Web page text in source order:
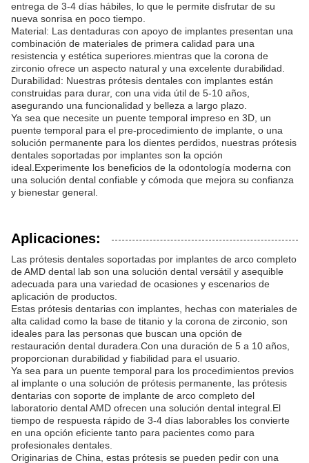
entrega de 3-4 días hábiles, lo que le permite disfrutar de su
nueva sonrisa en poco tiempo.
Material: Las dentaduras con apoyo de implantes presentan una
combinación de materiales de primera calidad para una
resistencia y estética superiores.mientras que la corona de
zirconio ofrece un aspecto natural y una excelente durabilidad.
Durabilidad: Nuestras prótesis dentales con implantes están
construidas para durar, con una vida útil de 5-10 años,
asegurando una funcionalidad y belleza a largo plazo.
Ya sea que necesite un puente temporal impreso en 3D, un
puente temporal para el pre-procedimiento de implante, o una
solución permanente para los dientes perdidos, nuestras prótesis
dentales soportadas por implantes son la opción
ideal.Experimente los beneficios de la odontología moderna con
una solución dental confiable y cómoda que mejora su confianza
y bienestar general.
Aplicaciones:
Las prótesis dentales soportadas por implantes de arco completo
de AMD dental lab son una solución dental versátil y asequible
adecuada para una variedad de ocasiones y escenarios de
aplicación de productos.
Estas prótesis dentarias con implantes, hechas con materiales de
alta calidad como la base de titanio y la corona de zirconio, son
ideales para las personas que buscan una opción de
restauración dental duradera.Con una duración de 5 a 10 años,
proporcionan durabilidad y fiabilidad para el usuario.
Ya sea para un puente temporal para los procedimientos previos
al implante o una solución de prótesis permanente, las prótesis
dentarias con soporte de implante de arco completo del
laboratorio dental AMD ofrecen una solución dental integral.El
tiempo de respuesta rápido de 3-4 días laborables los convierte
en una opción eficiente tanto para pacientes como para
profesionales dentales.
Originarias de China, estas prótesis se pueden pedir con una